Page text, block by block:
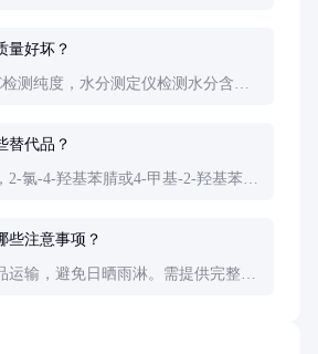
量好坏？
测纯度，水分测定仪检测水分含
替代品？
2-氯-4-羟基苯腈或4-甲基-2-羟基苯腈
些注意事项？
运输，避免日晒雨淋。需提供完整的